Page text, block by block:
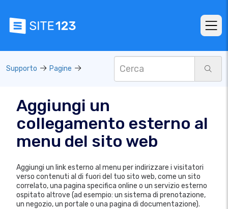
Supporto Pagine
Aggiungi un
collegamento esterno al
menu del sito web
Aggiungi un link esterno al menu per indirizzare i visitatori
verso contenuti al di fuori del tuo sito web, come un sito
correlato, una pagina specifica online o un servizio esterno
ospitato altrove (ad esempio: un sistema di prenotazione,
un negozio, un portale o una pagina di documentazione).